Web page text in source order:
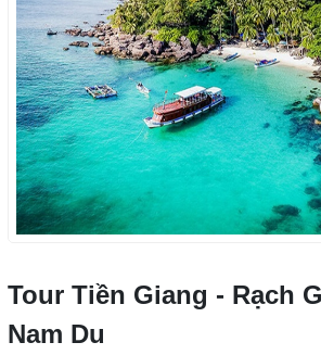
Tour Tiền Giang - Rạch
Nam Du